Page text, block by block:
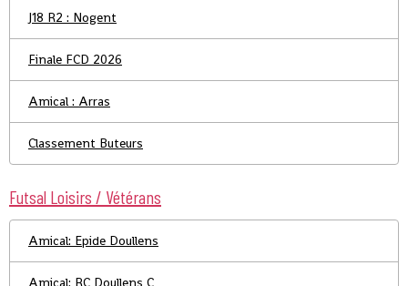
J18 R2 : Nogent
Finale FCD 2026
Amical : Arras
Classement Buteurs
Futsal Loisirs / Vétérans
Amical: Epide Doullens
Amical: RC Doullens C